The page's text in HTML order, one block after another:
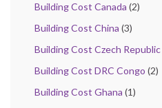
Building Cost Canada (2)
Building Cost China (3)
Building Cost Czech Republic
Building Cost DRC Congo (2)
Building Cost Ghana (1)